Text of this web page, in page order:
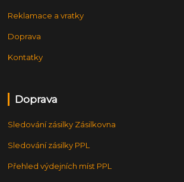
Reklamace a vratky
Doprava
Kontatky
Doprava
Sledování zásilky Zásilkovna
Sledování zásilky PPL
Přehled výdejních míst PPL